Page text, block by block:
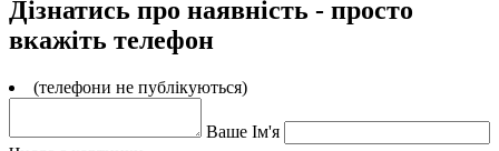
Дізнатись про наявність - просто
вкажіть телефон
(телефони не публікуються)
Ваше Ім'я